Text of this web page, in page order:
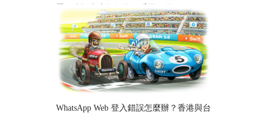
置同步設定完整教學｜手機、電腦跨平台
使用指南
WhatsApp Web 登入錯誤怎麼辦？香港與台